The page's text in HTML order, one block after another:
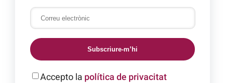
Subscriure-m’hi
Accepto la política de privacitat